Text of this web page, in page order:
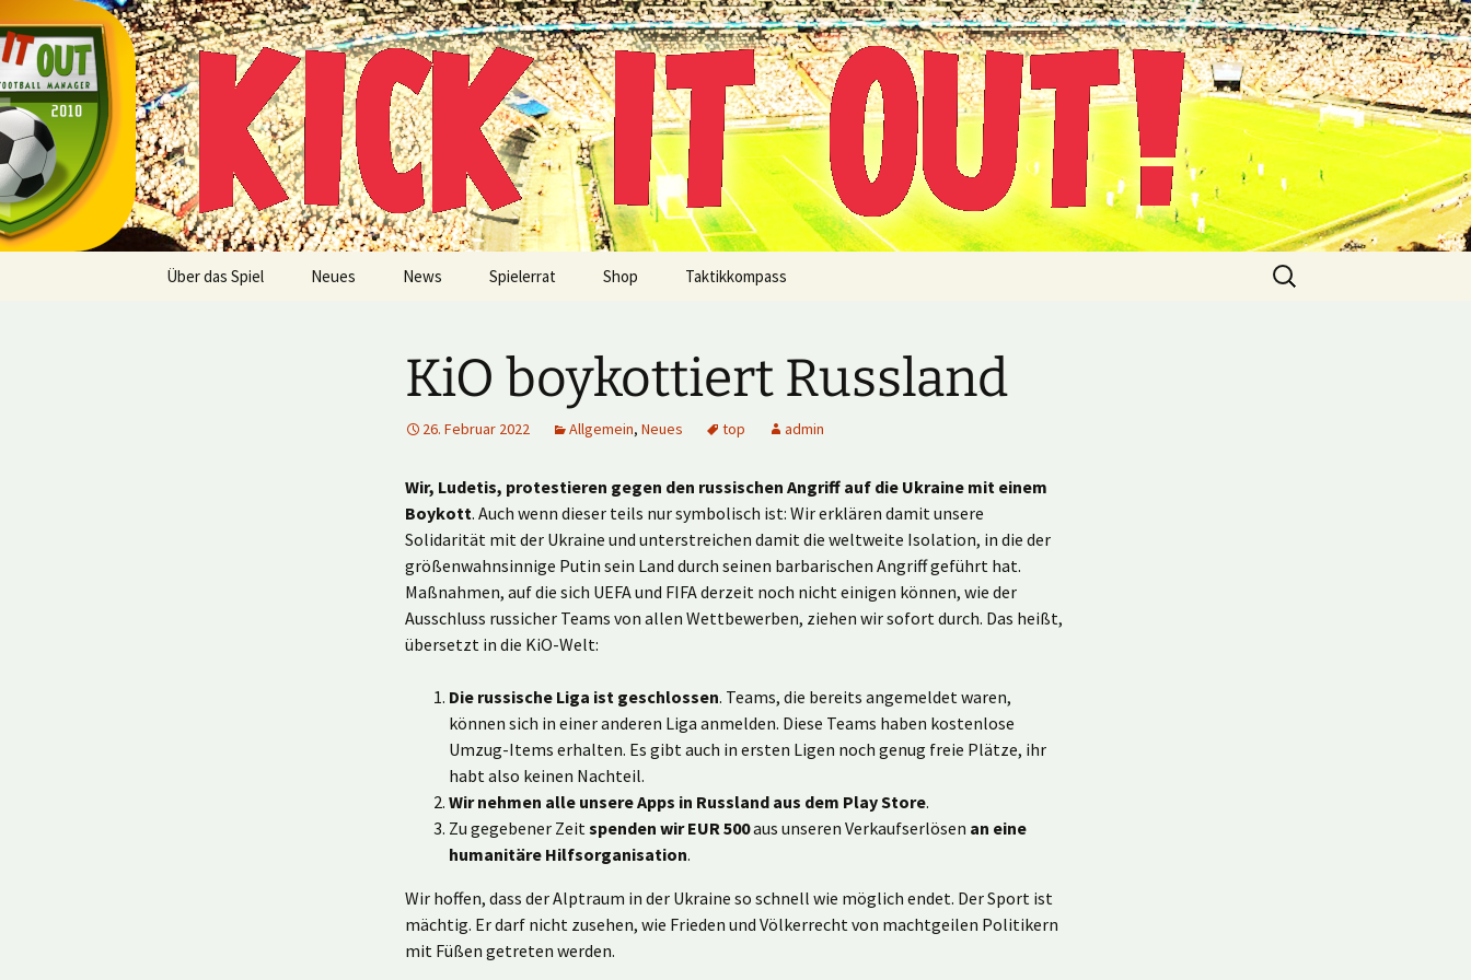
Inhalt
springen
Kick it out!
Multiplayer Football Manager
Über das Spiel Neues News Spielerrat Shop Taktikkompass
Suche
nach:
KiO boykottiert Russland
26. Februar 2022 Allgemein, Neues top admin
Wir, Ludetis, protestieren gegen den russischen Angriff auf die Ukraine mit einem
Boykott. Auch wenn dieser teils nur symbolisch ist: Wir erklären damit unsere
Solidarität mit der Ukraine und unterstreichen damit die weltweite Isolation, in die der
größenwahnsinnige Putin sein Land durch seinen barbarischen Angriff geführt hat.
Maßnahmen, auf die sich UEFA und FIFA derzeit noch nicht einigen können, wie der
Ausschluss russicher Teams von allen Wettbewerben, ziehen wir sofort durch. Das heißt,
übersetzt in die KiO-Welt:
Die russische Liga ist geschlossen. Teams, die bereits angemeldet waren,
können sich in einer anderen Liga anmelden. Diese Teams haben kostenlose
Umzug-Items erhalten. Es gibt auch in ersten Ligen noch genug freie Plätze, ihr
habt also keinen Nachteil.
Wir nehmen alle unsere Apps in Russland aus dem Play Store.
Zu gegebener Zeitspenden wir EUR 500aus unseren Verkaufserlösen an eine
humanitäre Hilfsorganisation.
Wir hoffen, dass der Alptraum in der Ukraine so schnell wie möglich endet. Der Sport ist
mächtig. Er darf nicht zusehen, wie Frieden und Völkerrecht von machtgeilen Politikern
mit Füßen getreten werden.